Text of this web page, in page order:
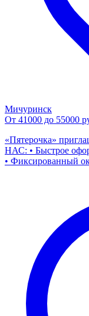
Мичуринск
От 41000 до 55000
«Пятерочка»
НАС: • Быстрое
• Фиксированный